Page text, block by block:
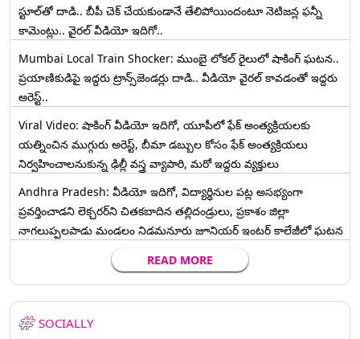
స్టూల్‌తో దాడి.. బీపీ చెక్ చేయకుండానే తేలిపోయిందంటూ నెటిజన్ల ఫన్నీ
కామెంట్లు.. వైరల్ వీడియో ఇదిగో..
Mumbai Local Train Shocker: ముంబై లోకల్ రైలులో షాకింగ్ ఘటన..
ప్రయాణికుడిపై ఇద్దరు ట్రాన్స్‌జెండర్లు దాడి.. వీడియో వైరల్ కావడంతో ఇద్దరు
అరెస్ట్..
Viral Video: షాకింగ్ వీడియో ఇదిగో, యూపీలో ఫేక్ అంత్యక్రియలకు
యత్నించిన ముగ్గురు అరెస్ట్, బీమా డబ్బుల కోసం ఫేక్ అంత్యక్రియలు
నిర్వహించాలనుకున్న ఢిల్లీ వస్త్ర వ్యాపారి, మరో ఇద్దరు వ్యక్తులు
Andhra Pradesh: వీడియో ఇదిగో, విద్యార్థినుల పట్ల అసభ్యంగా
ప్రవర్తించాడని లెక్చ‌ర‌ర్‌ని చిత‌క‌బాదిన త‌ల్లిదండ్రులు, ప్రకాశం జిల్లా
నాగలుప్పలపాడు మండలం నిడమనూరు జూనియర్ ఇంటర్ కాలేజీలో ఘటన
READ MORE
SOCIALLY